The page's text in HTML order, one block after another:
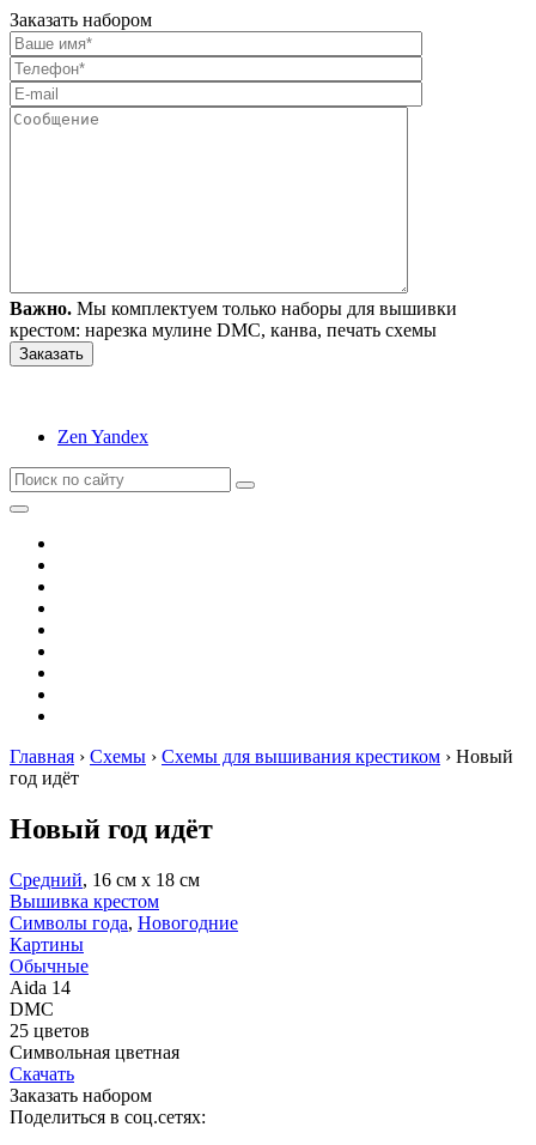
Заказать набором
Важно. Мы комплектуем только наборы для вышивки
крестом: нарезка мулине DMC, канва, печать схемы
Zen Yandex
Главная › Схемы › Схемы для вышивания крестиком › Новый
год идёт
Новый год идёт
Средний, 16 см х 18 см
Вышивка крестом
Символы года, Новогодние
Картины
Обычные
Aida 14
DMC
25 цветов
Символьная цветная
Скачать
Заказать набором
Поделиться в соц.сетях: